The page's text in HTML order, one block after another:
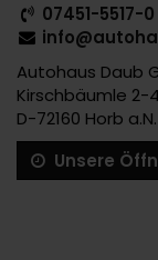
07451-5517-0
Autohaus Daub
Kirschbäumle 2-4
D-72160 Horb a.N.
Unsere